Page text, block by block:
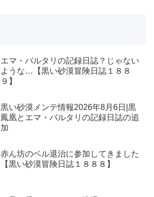
エマ・バルタリの記録日誌？じゃない
ような…【黒い砂漠冒険日誌１８８
９】
黒い砂漠メンテ情報2026年8月6日|黒
鳳凰とエマ・バルタリの記録日誌の追
加
赤ん坊のベル退治に参加してきました
【黒い砂漠冒険日誌１８８８】